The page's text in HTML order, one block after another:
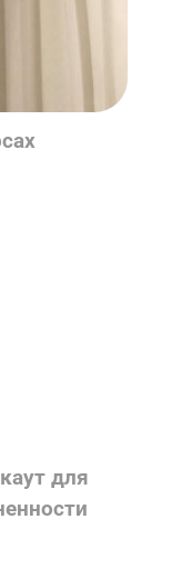
для